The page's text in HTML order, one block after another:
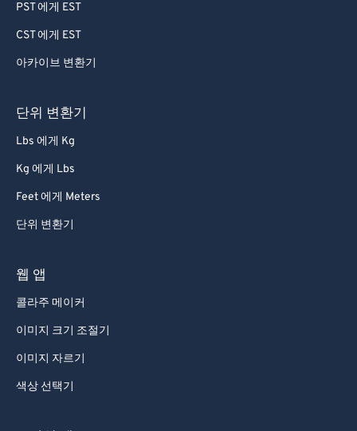
PST 에게 EST
CST 에게 EST
아카이브 변환기
단위 변환기
Lbs 에게 Kg
Kg 에게 Lbs
Feet 에게 Meters
단위 변환기
웹 앱
콜라주 메이커
이미지 크기 조절기
이미지 자르기
색상 선택기